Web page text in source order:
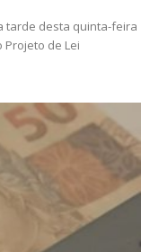
tarde desta quinta-feira
Projeto de Lei